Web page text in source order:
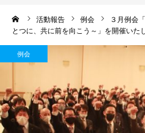
活動報告 例会
３月例会
とつに、共に前を向こう～」を開催いた
例会